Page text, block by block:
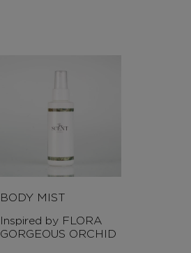
BODY MIST
Inspired by FLORA
GORGEOUS ORCHID